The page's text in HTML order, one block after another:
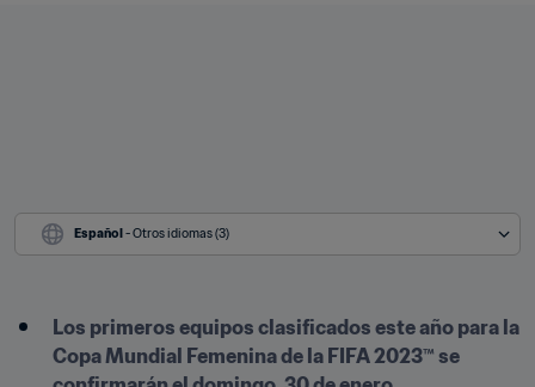
Español - Otros idiomas (3)
Los primeros equipos clasificados este año para la
Copa Mundial Femenina de la FIFA 2023™ se